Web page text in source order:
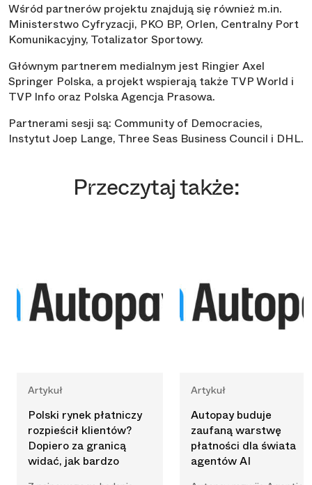
Wśród partnerów projektu znajdują się również m.in.
Ministerstwo Cyfryzacji, PKO BP, Orlen, Centralny Port
Komunikacyjny, Totalizator Sportowy.
Głównym partnerem medialnym jest Ringier Axel
Springer Polska, a projekt wspierają także TVP World i
TVP Info oraz Polska Agencja Prasowa.
Partnerami sesji są: Community of Democracies,
Instytut Joep Lange, Three Seas Business Council i DHL.
Przeczytaj także:
Artykuł
Polski rynek płatniczy
rozpieścił klientów?
Dopiero za granicą
widać, jak bardzo
Artykuł
Autopay buduje
zaufaną warstwę
płatności dla świata
agentów AI